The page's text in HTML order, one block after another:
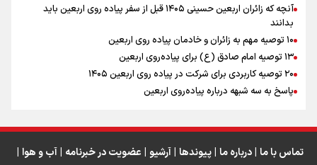
اینفو برنا / جدول کامل فاصله مرز شلمچه تا شهرهای زیارتی
عراق
آنچه که زائران اربعین حسینی ۱۴۰۵ قبل از سفر پیاده روی اربعین باید
بدانند
۱۰ توصیه مهم به زائران و خادمان پیاده روی اربعین
۱۳ توصیه امام صادق (ع) برای پیاده‌روی اربعین
۲۰ توصیه کاربردی برای شرکت در پیاده روی اربعین ۱۴۰۵
پاسخ به سه‌ شبهه درباره پیاده‌روی اربعین
تماس با ما | درباره ما | پیوندها | آرشیو | عضویت در خبرنامه | آب و هوا |